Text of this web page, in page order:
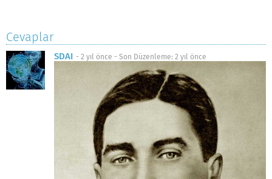
Cevaplar
SDAI - 2 yıl önce - Son Düzenleme: 2 yıl önce